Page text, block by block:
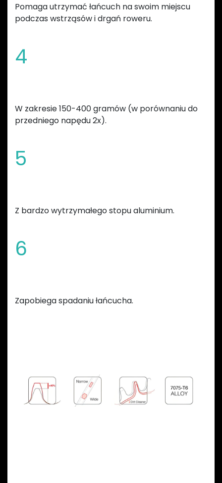
Pomaga utrzymać łańcuch na swoim miejscu
podczas wstrząsów i drgań roweru.
4
W zakresie 150-400 gramów (w porównaniu do
przedniego napędu 2x).
5
Z bardzo wytrzymałego stopu aluminium.
6
Zapobiega spadaniu łańcucha.
Previous